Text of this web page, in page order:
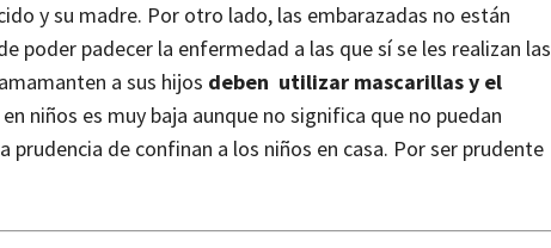
y su madre. Por otro lado, las embarazadas no están
poder padecer la enfermedad a las que sí se les realizan las
a sus hijos deben utilizar mascarillas y el
niños es muy baja aunque no significa que no puedan
prudencia de confinan a los niños en casa. Por ser prudente